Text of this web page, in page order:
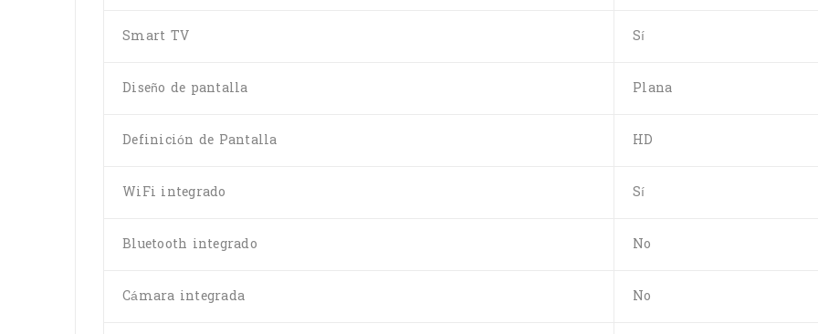
Smart TV Sí
Diseño de pantalla Plana
Definición de Pantalla HD
WiFi integrado Sí
Bluetooth integrado No
Cámara integrada No